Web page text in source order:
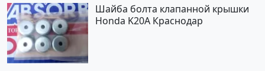
Шайба болта клапанной крышки
Honda K20A Краснодар